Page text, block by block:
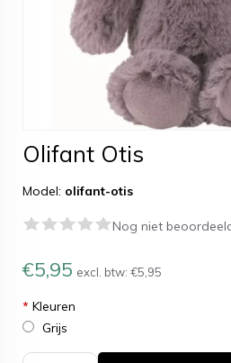
Olifant Otis
Model: olifant-otis
Nog niet
€5,95 excl. btw: €5,95
* Kleuren
Grijs